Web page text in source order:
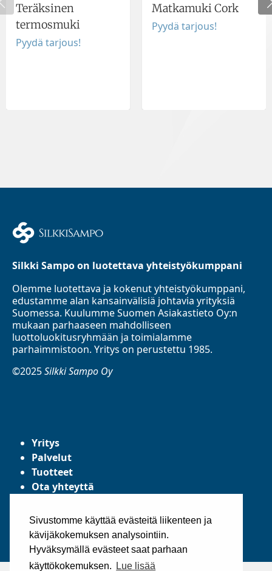
Sivustomme käyttää evästeitä liikenteen ja
kävijäkokemuksen analysointiin.
Hyväksymällä evästeet saat parhaan
käyttökokemuksen.
Lue lisää
Teräksinen
termosmuki
Pyydä tarjous!
Matkamuki Cork
Pyydä tarjous!
Silkki Sampo on luotettava yhteistyökumppani
Olemme luotettava ja kokenut yhteistyökumppani,
edustamme alan kansainvälisiä johtavia yrityksiä
Suomessa. Kuulumme Suomen Asiakastieto Oy:n
mukaan parhaaseen mahdolliseen
luottoluokitusryhmään ja toimialamme
parhaimmistoon. Yritys on perustettu 1985.
©2025Silkki Sampo Oy
Yritys
Palvelut
Tuotteet
Ota yhteyttä
Yleiset toimitusehdot